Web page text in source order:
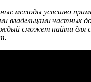
методы успешно
владельцами частных
сможет найти для